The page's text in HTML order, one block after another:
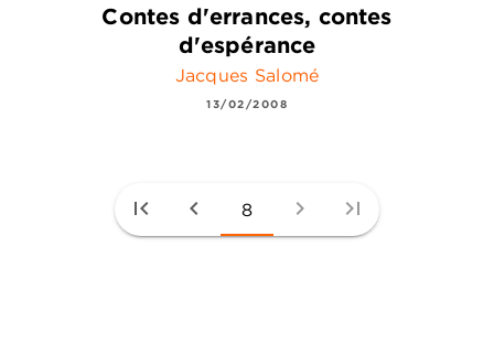
Contes d'errances, contes
d'espérance
Jacques Salomé
13/02/2008
first_page chevron_left 8 chevron_right last_page